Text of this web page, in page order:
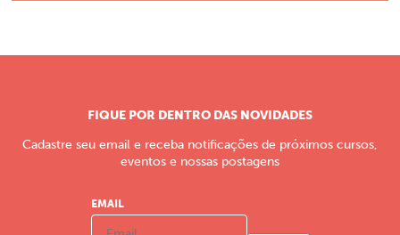
FIQUE POR DENTRO DAS NOVIDADES
Cadastre seu email e receba notificações de próximos cursos,
eventos e nossas postagens
EMAIL